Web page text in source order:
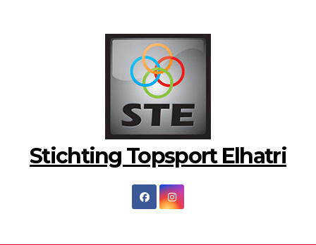
Stichting Topsport Elhatri